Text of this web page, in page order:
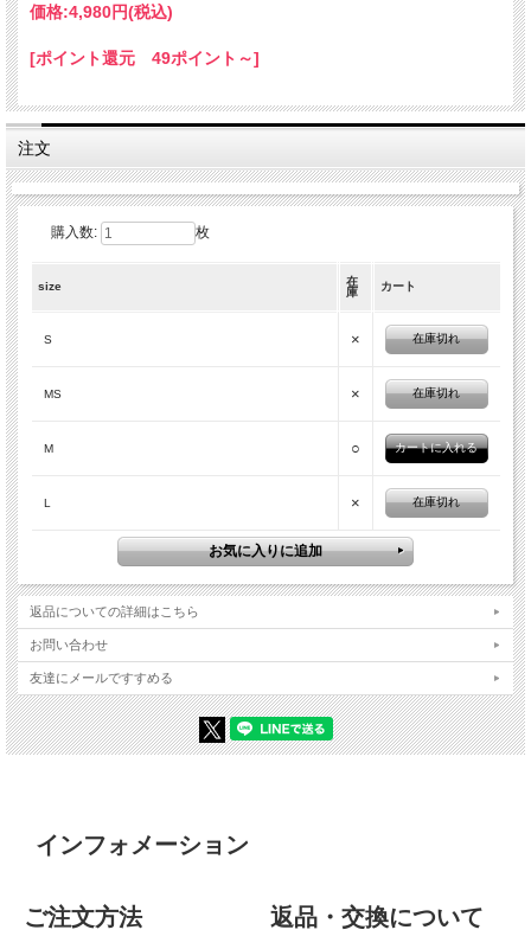
価格:4,980円(税込)
[ポイント還元 49ポイント～]
注文
購入数: 枚
size
在
庫
カート
S × 在庫切れ
MS × 在庫切れ
M ○
L × 在庫切れ
返品についての詳細はこちら
お問い合わせ
友達にメールですすめる
インフォメーション
ご注文方法 返品・交換について